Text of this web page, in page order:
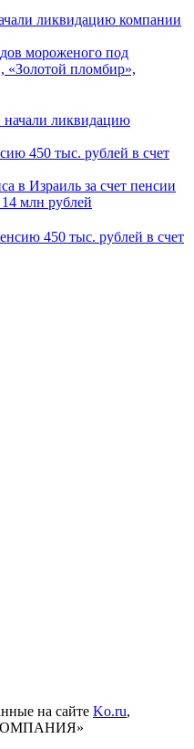
ликвидацию компании
мороженого под
«Золотой пломбир»,
450 тыс. рублей в счет
в Израиль за счет пенсии
14 млн рублей
на сайте Ko.ru,